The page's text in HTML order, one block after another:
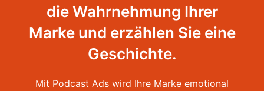
die Wahrnehmung Ihrer
Marke und erzählen Sie eine
Geschichte.
Mit Podcast Ads wird Ihre Marke emotional